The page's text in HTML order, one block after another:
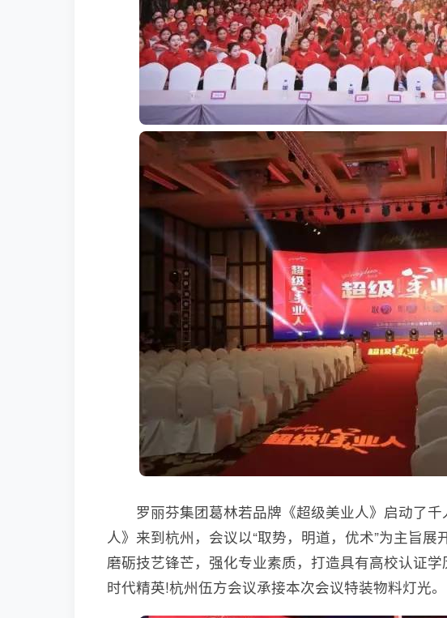
罗丽芬集团葛林若品牌《超级美业人》启动了千
人》来到杭州，会议以“取势，明道，优术”为主旨展
磨砺技艺锋芒，强化专业素质，打造具有高校认证
时代精英!杭州伍方会议承接本次会议特装物料灯光。